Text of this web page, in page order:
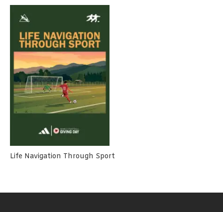
Life Navigation Through Sport